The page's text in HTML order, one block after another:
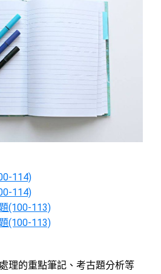
114)
114)
(100-113)
(100-113)
理的重點筆記、考古題分析等